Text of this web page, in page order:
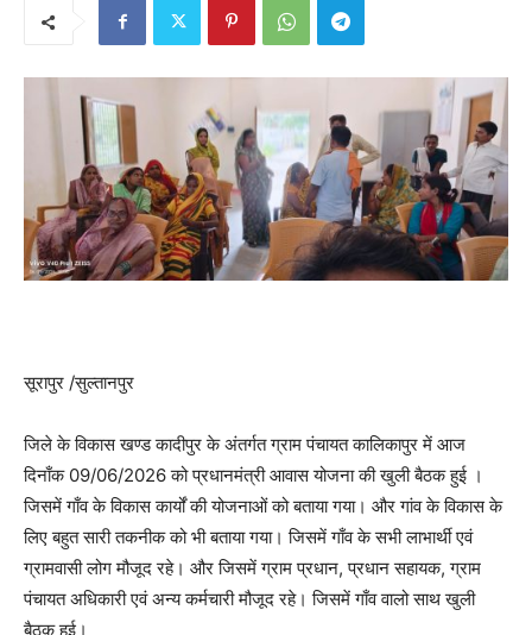
सूरापुर /सुल्तानपुर
जिले के विकास खण्ड कादीपुर के अंतर्गत ग्राम पंचायत कालिकापुर में आज
दिनाँक 09/06/2026 को प्रधानमंत्री आवास योजना की खुली बैठक हुई ।
जिसमें गाँव के विकास कार्यों की योजनाओं को बताया गया। और गांव के विकास के
लिए बहुत सारी तकनीक को भी बताया गया। जिसमें गाँव के सभी लाभार्थी एवं
ग्रामवासी लोग मौजूद रहे। और जिसमें ग्राम प्रधान, प्रधान सहायक, ग्राम
पंचायत अधिकारी एवं अन्य कर्मचारी मौजूद रहे। जिसमें गाँव वालो साथ खुली
बैठक हुई।